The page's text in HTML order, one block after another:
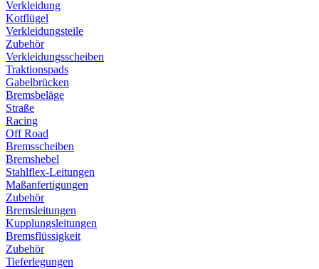
Verkleidung
Kotflügel
Verkleidungsteile
Zubehör
Verkleidungsscheiben
Traktionspads
Gabelbrücken
Bremsbeläge
Straße
Racing
Off Road
Bremsscheiben
Bremshebel
Stahlflex-Leitungen
Maßanfertigungen
Zubehör
Bremsleitungen
Kupplungsleitungen
Bremsflüssigkeit
Zubehör
Tieferlegungen